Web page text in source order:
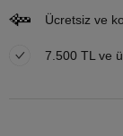
Ücretsiz ve
7.500 TL ve